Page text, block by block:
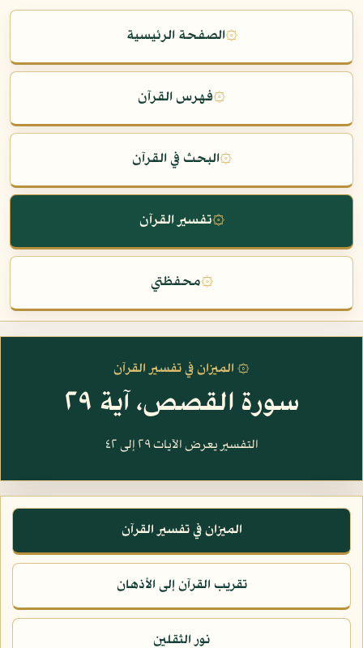
۞الصفحة الرئيسية
۞فهرس القرآن
۞البحث في القرآن
۞تفسير القرآن
۞محفظتي
۞ الميزان في تفسير القرآن
سورة القصص، آية ٢٩
التفسير يعرض الآيات ٢٩ إلى ٤٢
الميزان في تفسير القرآن
تقريب القرآن إلى الأذهان
نور الثقلين